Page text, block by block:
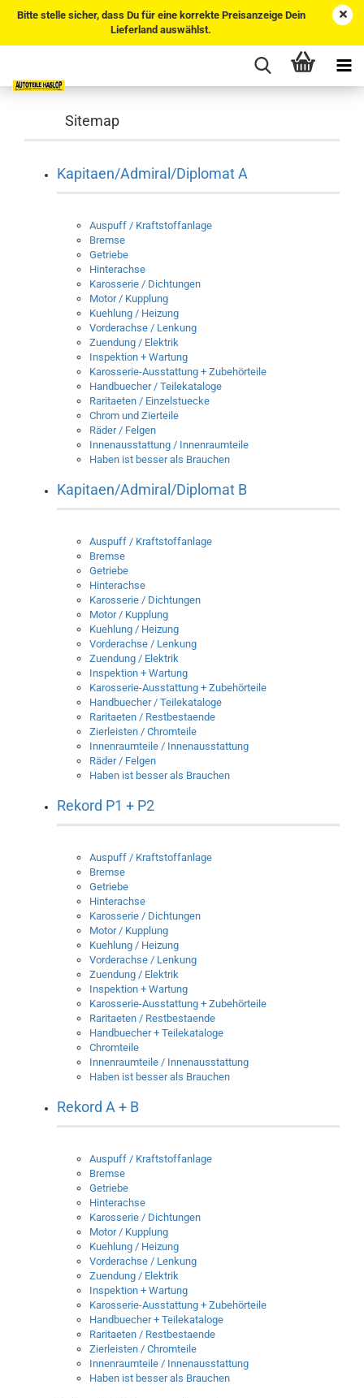
Bitte stelle sicher, dass Du für eine korrekte Preisanzeige Dein
Lieferland auswählst.
Sitemap
Kapitaen/Admiral/Diplomat A
Auspuff / Kraftstoffanlage
Bremse
Getriebe
Hinterachse
Karosserie / Dichtungen
Motor / Kupplung
Kuehlung / Heizung
Vorderachse / Lenkung
Zuendung / Elektrik
Inspektion + Wartung
Karosserie-Ausstattung + Zubehörteile
Handbuecher / Teilekataloge
Raritaeten / Einzelstuecke
Chrom und Zierteile
Räder / Felgen
Innenausstattung / Innenraumteile
Haben ist besser als Brauchen
Kapitaen/Admiral/Diplomat B
Auspuff / Kraftstoffanlage
Bremse
Getriebe
Hinterachse
Karosserie / Dichtungen
Motor / Kupplung
Kuehlung / Heizung
Vorderachse / Lenkung
Zuendung / Elektrik
Inspektion + Wartung
Karosserie-Ausstattung + Zubehörteile
Handbuecher / Teilekataloge
Raritaeten / Restbestaende
Zierleisten / Chromteile
Innenraumteile / Innenausstattung
Räder / Felgen
Haben ist besser als Brauchen
Rekord P1 + P2
Auspuff / Kraftstoffanlage
Bremse
Getriebe
Hinterachse
Karosserie / Dichtungen
Motor / Kupplung
Kuehlung / Heizung
Vorderachse / Lenkung
Zuendung / Elektrik
Inspektion + Wartung
Karosserie-Ausstattung + Zubehörteile
Raritaeten / Restbestaende
Handbuecher + Teilekataloge
Chromteile
Innenraumteile / Innenausstattung
Haben ist besser als Brauchen
Rekord A + B
Auspuff / Kraftstoffanlage
Bremse
Getriebe
Hinterachse
Karosserie / Dichtungen
Motor / Kupplung
Kuehlung / Heizung
Vorderachse / Lenkung
Zuendung / Elektrik
Inspektion + Wartung
Karosserie-Ausstattung + Zubehörteile
Handbuecher + Teilekataloge
Raritaeten / Restbestaende
Zierleisten / Chromteile
Innenraumteile / Innenausstattung
Haben ist besser als Brauchen